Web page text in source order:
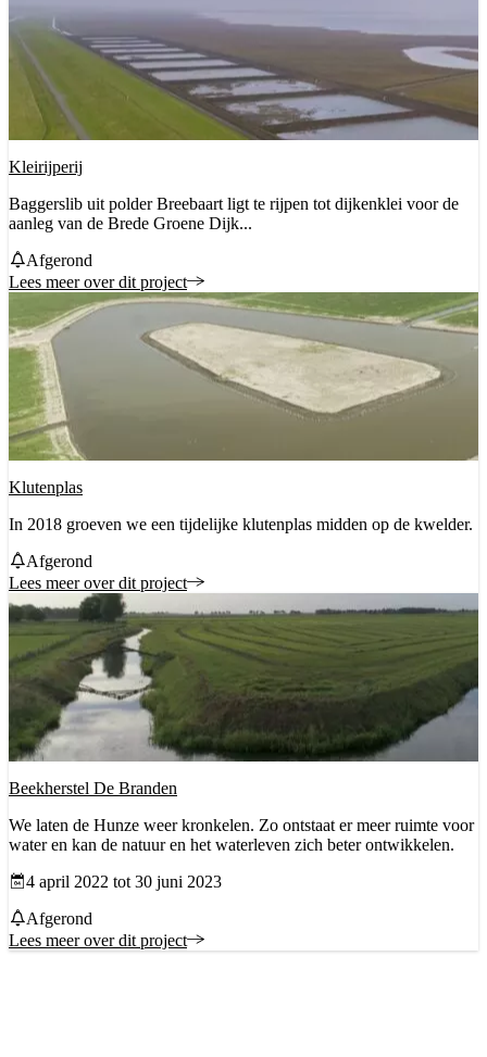
Kleirijperij
Baggerslib uit polder Breebaart ligt te rijpen tot dijkenklei voor de
aanleg van de Brede Groene Dijk...
Status
Afgerond
Lees meer over dit project
Klutenplas
In 2018 groeven we een tijdelijke klutenplas midden op de kwelder.
Status
Afgerond
Lees meer over dit project
Beekherstel De Branden
We laten de Hunze weer kronkelen. Zo ontstaat er meer ruimte voor
water en kan de natuur en het waterleven zich beter ontwikkelen.
Datum vanaf
4 april 2022 tot 30 juni 2023
Status
Afgerond
Lees meer over dit project